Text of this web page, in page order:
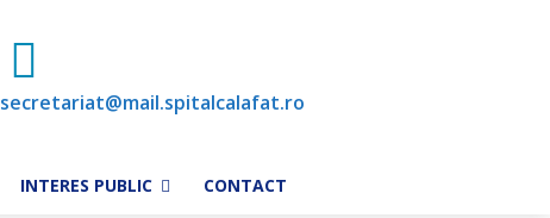
secretariat@mail.spitalcalafat.ro
INTERES PUBLIC CONTACT